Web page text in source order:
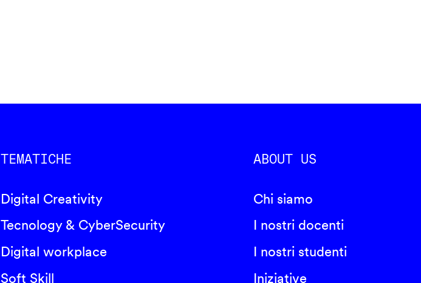
TEMATICHE
Digital Creativity
Tecnology & CyberSecurity
Digital workplace
Soft Skill
ABOUT US
Chi siamo
I nostri docenti
I nostri studenti
Iniziative